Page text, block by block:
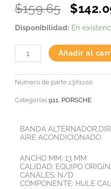
$159.65
price
$
Disponibilidad: En
BANDA
8435GS
cantidad
Añadir al
Número de parte 13X1100
Categorías 911, PORSCHE
BANDA
AIRE ACONDICIONADO
ANCHO MM: 13 MM
CALIDAD: EQUIPO
CANALES: N/D
COMPONENTE: HULE